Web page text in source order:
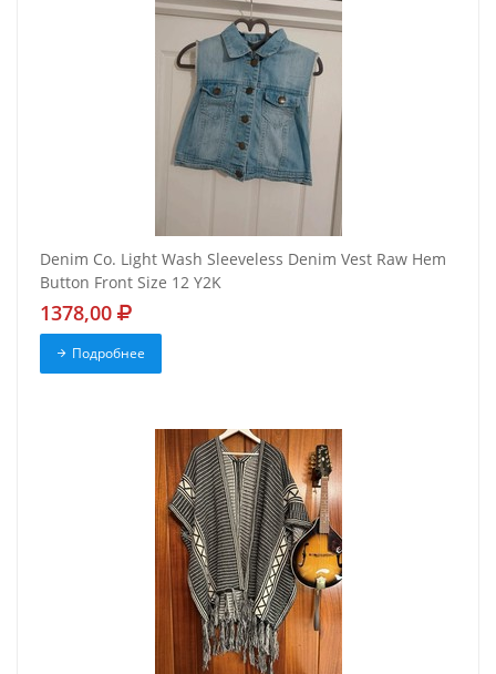
Denim Co. Light Wash Sleeveless Denim Vest Raw Hem
Button Front Size 12 Y2K
1378,00
Подробнее